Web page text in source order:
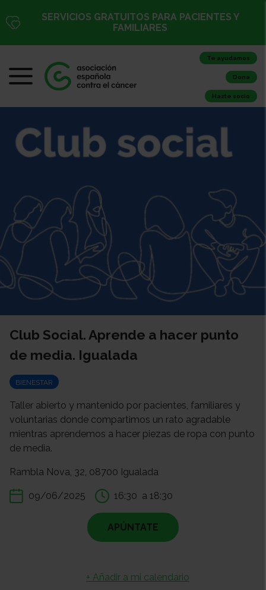
SERVICIOS GRATUITOS PARA PACIENTES Y
FAMILIARES
Te ayudamos
Dona
Hazte socio
Club Social. Aprende a hacer punto
de media. Igualada
BIENESTAR
Taller abierto y mantenido por pacientes, familiares y
voluntarias donde compartimos un rato agradable
mientras aprendemos a hacer piezas de ropa con punto
de media.
Rambla Nova, 32, 08700 Igualada
09/06/2025 16:30 a 18:30
APÚNTATE
+ Añadir a mi calendario